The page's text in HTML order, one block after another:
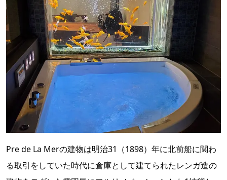
Pre de La Merの建物は明治31（1898）年に北前船に関わ
る取引をしていた時代に倉庫として建てられたレンガ造の